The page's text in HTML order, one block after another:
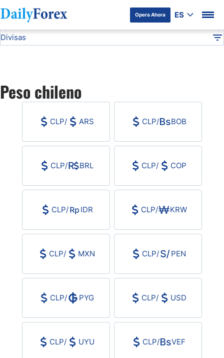
Opera Ahora ES
Divulgación del Anunciante
Divisas
USD/JPY
GBP/USD
AUD/USD
Bitcoin/USD
Peso chileno
CLP/ ARS CLP/ BOB
CLP/ BRL CLP/ COP
CLP/ IDR CLP/ KRW
CLP/ MXN CLP/ PEN
CLP/ PYG CLP/ USD
CLP/ UYU CLP/ VEF